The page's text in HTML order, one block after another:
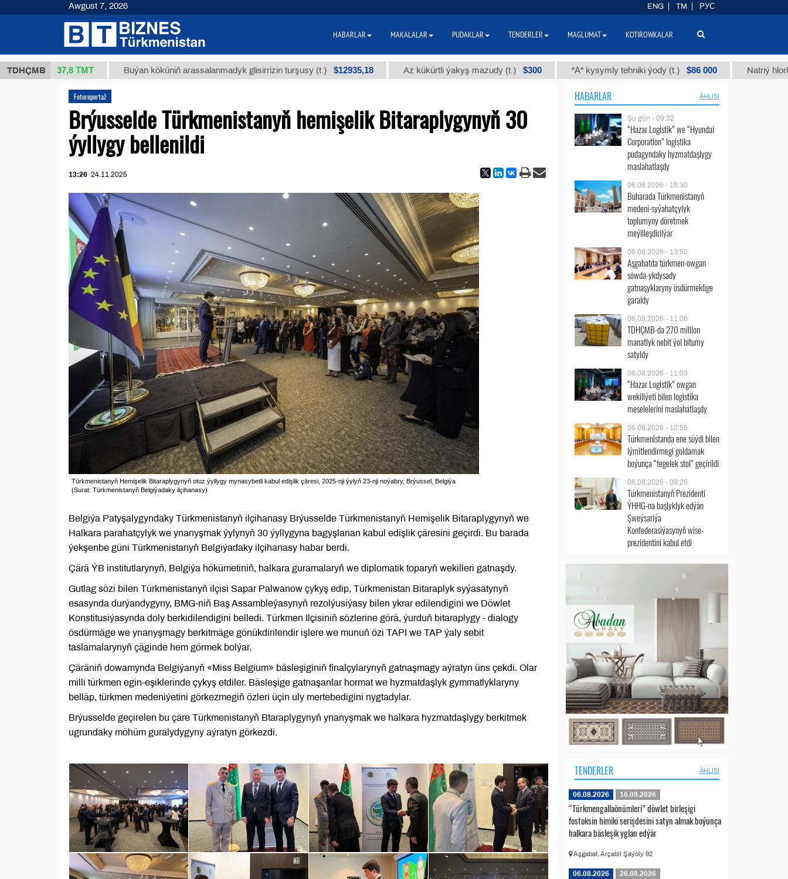
TDHÇMB
37,8 ТМТ Buýan köküniň arassalanmadyk glisirrizin turşusy (t.) $12935,18 Az kükürtli ýakyş mazudy (t.) $300 "А" kysymly tehniki ýody (t.) $86 000 Natriý hlorly (nahar
Fotoreportaž
Brýusselde Türkmenistanyň hemişelik Bitaraplygynyň 30
ýyllygy bellenildi
13:26 24.11.2025
Türkmenistanyň Hemişelik Bitaraplygynyň otuz ýyllygy mynasybetli kabul edişlik çäresi, 2025-nji ýylyň 23-nji noýabry, Brýussel, Belgiýa
(Surat: Türkmenistanyň Belgiýadaky ilçihanasy)
Belgiýa Patyşalygyndaky Türkmenistanyň ilçihanasy Brýusselde Türkmenistanyň Hemişelik Bitaraplygynyň we
Halkara parahatçylyk we ynanyşmak ýylynyň 30 ýyllygyna bagyşlanan kabul edişlik çäresini geçirdi. Bu barada
ýekşenbe güni Türkmenistanyň Belgiýadaky ilçihanasy habar berdi.
Çärä ÝB institutlarynyň, Belgiýa hökümetiniň, halkara guramalaryň we diplomatik toparyň wekilleri gatnaşdy.
Gutlag sözi bilen Türkmenistanyň ilçisi Sapar Palwanow çykyş edip, Türkmenistan Bitaraplyk syýasatynyň
esasynda durýandygyny, BMG-niň Baş Assambleýasynyň rezolýusiýasy bilen ykrar edilendigini we Döwlet
Konstitusiýasynda doly berkidilendigini belledi. Türkmen Ilçisiniň sözlerine görä, ýurduň bitaraplygy - dialogy
ösdürmäge we ynanyşmagy berkitmäge gönükdirilendir işlere we munuň özi TAPI we TAP ýaly sebit
taslamalarynyň çäginde hem görmek bolýar.
Çäräniň dowamynda Belgiýanyň «Miss Belgium» bäsleşiginiň finalçylarynyň gatnaşmagy aýratyn üns çekdi. Olar
milli türkmen egin-eşiklerinde çykyş etdiler. Bäsleşige gatnaşanlar hormat we hyzmatdaşlyk gymmatlyklaryny
belläp, türkmen medeniýetini görkezmegiň özleri üçin uly mertebedigini nygtadylar.
Brýusselde geçirelen bu çäre Türkmenistanyň Btaraplygynyň ynanyşmak we halkara hyzmatdaşlygy berkitmek
ugrundaky möhüm guralydygyny aýratyn görkezdi.
HABARLAR ÄHLISI
Şu gün - 09:32
“Hazar Logistik” we “Hyundai
Corporation” logistika
pudagyndaky hyzmatdaşlygy
maslahatlaşdy
06.08.2026 - 16:30
Buharada Türkmenistanyň
medeni-syýahatçylyk
toplumyny döretmek
meýilleşdirilýär
06.08.2026 - 13:50
Aşgabatda türkmen-owgan
söwda-ykdysady
gatnaşyklaryny ösdürmeklige
garaldy
06.08.2026 - 11:06
TDHÇMB-da 270 million
manatlyk nebit ýol bitumy
satyldy
06.08.2026 - 11:03
“Hazar Logistik” owgan
wekiliýeti bilen logistika
meselelerini maslahatlaşdy
06.08.2026 - 10:55
Türkmenistanda ene süýdi bilen
iýmitlendirmegi goldamak
boýunça “tegelek stol” geçirildi
06.08.2026 - 09:26
Türkmenistanyň Prezidenti
ÝHHG-na başlyklyk edýän
Şweýsariýa
Konfederasiýasynyň wise-
prezidentini kabul etdi
TENDERLER ÄHLISI
06.08.2026 16.09.2026
“Türkmengallaönümleri” döwlet birleşigi
fostoksin himiki serişdesini satyn almak boýunça
halkara bäsleşik yglan edýär
Aşgabat, Arçabil Şaýoly 92
06.08.2026 26.08.2026
Awgust 7, 2026 ENG TM РУС
HABARLAR MAKALALAR PUDAKLAR TENDERLER MAGLUMAT KOTIROWKALAR